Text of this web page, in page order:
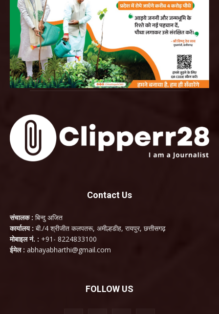
Contact Us
संचालक : बिन्दु अजित
कार्यालय : बी./4 श्रीजीत कलपतरू, अमील्हडीह, रायपुर, छत्तीसगढ़
मोबाइल नं. : +91- 8224833100
ईमेल : abhayabharthi@gmail.com
FOLLOW US